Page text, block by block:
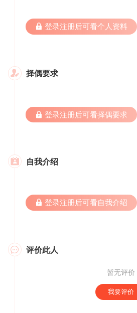
 登录注册后可看个人资料
 择偶要求
 登录注册后可看择偶要求
 自我介绍
 登录注册后可看自我介绍
 评价此人
暂无评价
我要评价